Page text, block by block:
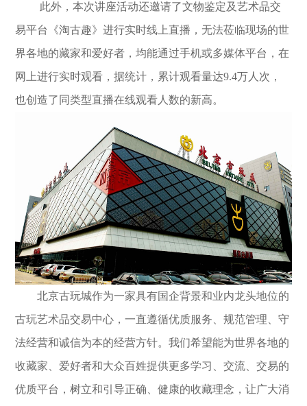
此外，本次讲座活动还邀请了文物鉴定及艺术品交
易平台《淘古趣》进行实时线上直播，无法莅临现场的世
界各地的藏家和爱好者，均能通过手机或多媒体平台，在
网上进行实时观看，据统计，累计观看量达9.4万人次，
也创造了同类型直播在线观看人数的新高。
北京古玩城作为一家具有国企背景和业内龙头地位的
古玩艺术品交易中心，一直遵循优质服务、规范管理、守
法经营和诚信为本的经营方针。我们希望能为世界各地的
收藏家、爱好者和大众百姓提供更多学习、交流、交易的
优质平台，树立和引导正确、健康的收藏理念，让广大消